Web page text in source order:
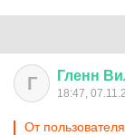
Г Гленн
18:47,
От пользователя